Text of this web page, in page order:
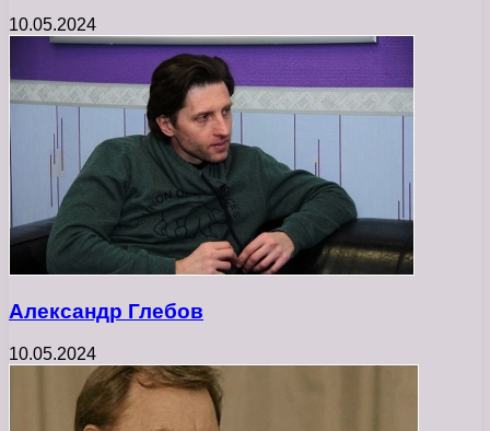
10.05.2024
Александр Глебов
10.05.2024